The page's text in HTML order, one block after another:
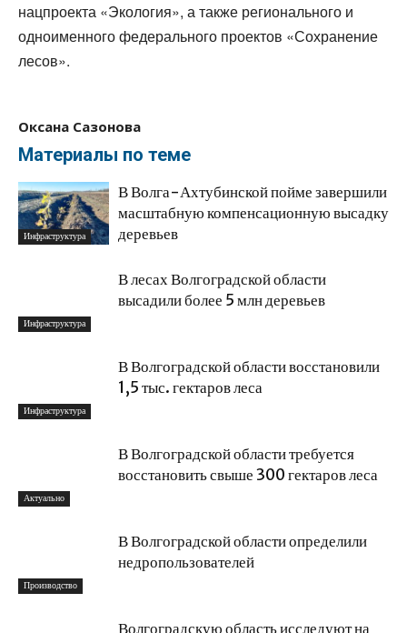
нацпроекта «Экология», а также регионального и
одноименного федерального проектов «Сохранение
лесов».
Оксана Сазонова
Материалы по теме
Инфраструктура
В Волга-Ахтубинской пойме завершили
масштабную компенсационную высадку
деревьев
Инфраструктура
В лесах Волгоградской области
высадили более 5 млн деревьев
Инфраструктура
В Волгоградской области восстановили
1,5 тыс. гектаров леса
Актуально
В Волгоградской области требуется
восстановить свыше 300 гектаров леса
Производство
В Волгоградской области определили
недропользователей
Волгоградскую область исследуют на